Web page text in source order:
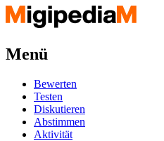
Menü
Bewerten
Testen
Diskutieren
Abstimmen
Aktivität